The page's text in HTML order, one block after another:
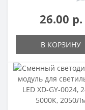
26.00 р.
В КОРЗИНУ